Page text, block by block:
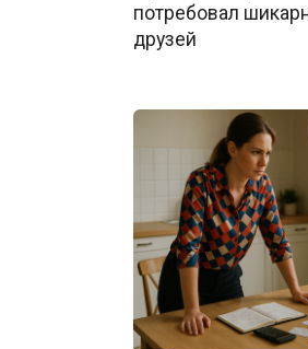
потребовал
друзей